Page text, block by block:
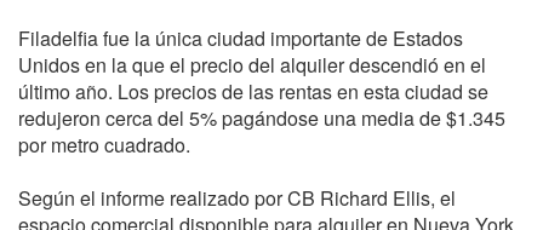
Filadelfia fue la única ciudad importante de Estados
Unidos en la que el precio del alquiler descendió en el
último año. Los precios de las rentas en esta ciudad se
redujeron cerca del 5% pagándose una media de $1.345
por metro cuadrado.
Según el informe realizado por CB Richard Ellis, el
espacio comercial disponible para alquiler en Nueva York